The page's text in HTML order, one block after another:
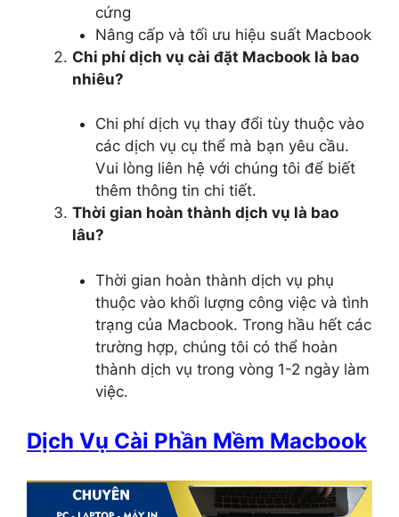
cứng
Nâng cấp và tối ưu hiệu suất Macbook
Chi phí dịch vụ cài đặt Macbook là bao
nhiêu?
Chi phí dịch vụ thay đổi tùy thuộc vào
các dịch vụ cụ thể mà bạn yêu cầu.
Vui lòng liên hệ với chúng tôi để biết
thêm thông tin chi tiết.
Thời gian hoàn thành dịch vụ là bao
lâu?
Thời gian hoàn thành dịch vụ phụ
thuộc vào khối lượng công việc và tình
trạng của Macbook. Trong hầu hết các
trường hợp, chúng tôi có thể hoàn
thành dịch vụ trong vòng 1-2 ngày làm
việc.
Dịch Vụ Cài Phần Mềm Macbook